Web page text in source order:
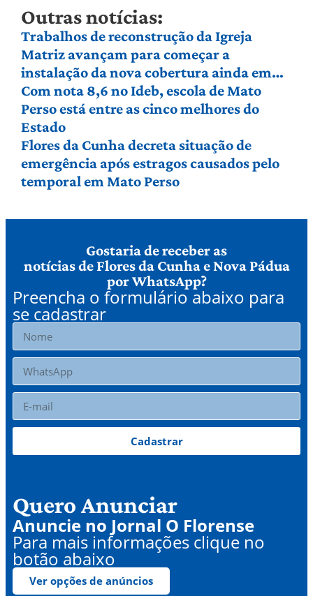
Outras notícias:
Trabalhos de reconstrução da Igreja
Matriz avançam para começar a
instalação da nova cobertura ainda em
agosto
Com nota 8,6 no Ideb, escola de Mato
Perso está entre as cinco melhores do
Estado
Flores da Cunha decreta situação de
emergência após estragos causados pelo
temporal em Mato Perso
Gostaria de receber as
notícias de Flores da Cunha e Nova Pádua
por WhatsApp?
Preencha o formulário abaixo para
se cadastrar
Cadastrar
Quero Anunciar
Anuncie no Jornal O Florense
Para mais informações clique no
botão abaixo
Ver opções de anúncios